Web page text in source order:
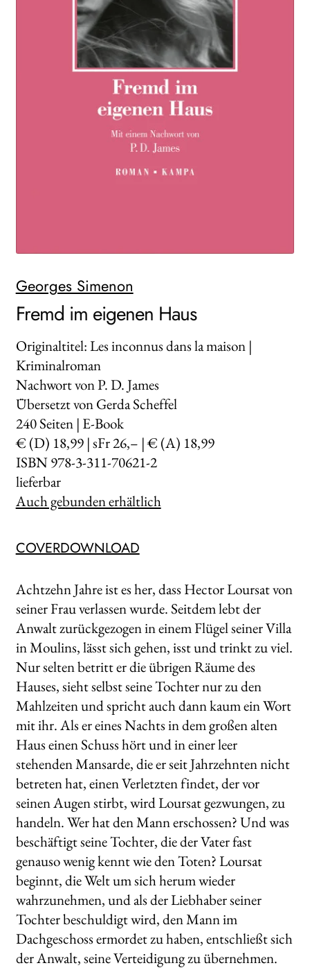
WEITERE VERLAGE
Georges Simenon
Fremd im eigenen Haus
Originaltitel: Les inconnus dans la maison |
Kriminalroman
Nachwort von P. D. James
Übersetzt von Gerda Scheffel
240Seiten | E-Book
€ (D) 18,99 | sFr 26,– | € (A) 18,99
ISBN 978-3-311-70621-2
lieferbar
Auch gebunden erhältlich
COVERDOWNLOAD
Achtzehn Jahre ist es her, dass Hector Loursat von
seiner Frau verlassen wurde. Seitdem lebt der
Anwalt zurückgezogen in einem Flügel seiner Villa
in Moulins, lässt sich gehen, isst und trinkt zu viel.
Nur selten betritt er die übrigen Räume des
Hauses, sieht selbst seine Tochter nur zu den
Mahlzeiten und spricht auch dann kaum ein Wort
mit ihr. Als er eines Nachts in dem großen alten
Haus einen Schuss hört und in einer leer
stehenden Mansarde, die er seit Jahrzehnten nicht
betreten hat, einen Verletzten findet, der vor
seinen Augen stirbt, wird Loursat gezwungen, zu
handeln. Wer hat den Mann erschossen? Und was
beschäftigt seine Tochter, die der Vater fast
genauso wenig kennt wie den Toten? Loursat
beginnt, die Welt um sich herum wieder
wahrzunehmen, und als der Liebhaber seiner
Tochter beschuldigt wird, den Mann im
Dachgeschoss ermordet zu haben, entschließt sich
der Anwalt, seine Verteidigung zu übernehmen.